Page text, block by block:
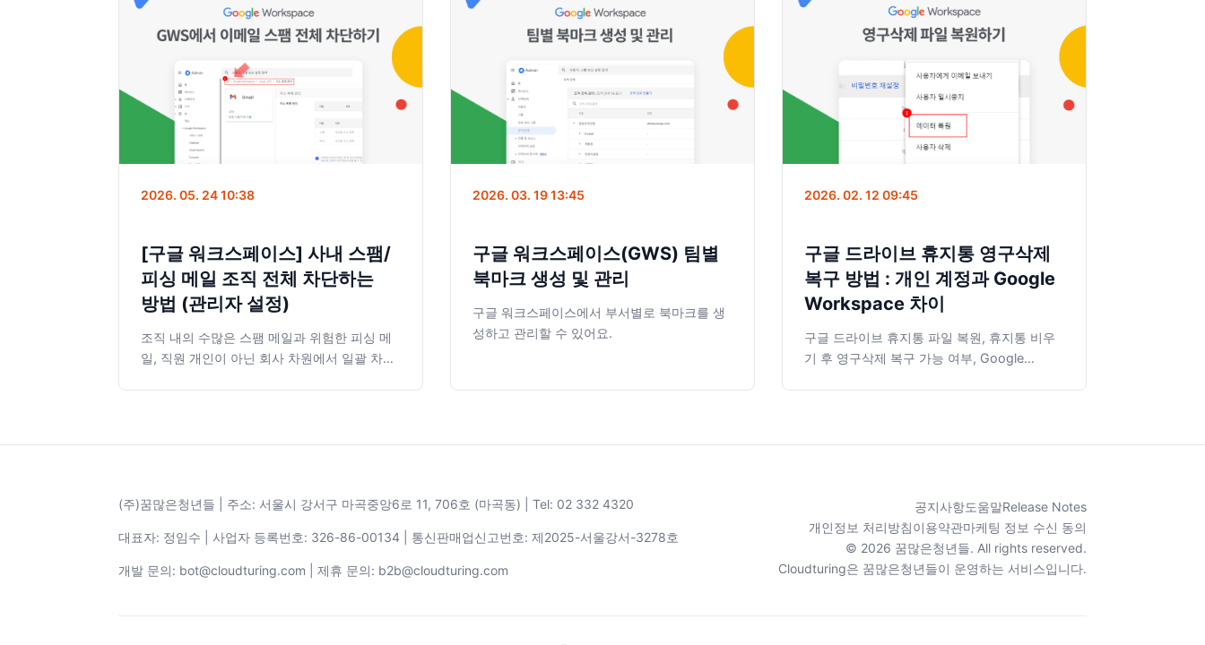
2026. 05. 24 10:38
[구글 워크스페이스] 사내 스팸/
피싱 메일 조직 전체 차단하는
방법 (관리자 설정)
조직 내의 수많은 스팸 메일과 위험한 피싱 메
일, 직원 개인이 아닌 회사 차원에서 일괄 차단
2026. 03. 19 13:45
구글 워크스페이스(GWS) 팀별
북마크 생성 및 관리
구글 워크스페이스에서 부서별로 북마크를 생
성하고 관리할 수 있어요.
2026. 02. 12 09:45
구글 드라이브 휴지통 영구삭제
복구 방법 : 개인 계정과 Google
Workspace 차이
구글 드라이브 휴지통 파일 복원, 휴지통 비우
기 후 영구삭제 복구 가능 여부, Google
(주)꿈많은청년들 | 주소: 서울시 강서구 마곡중앙6로 11, 706호 (마곡동) | Tel: 02 332 4320
대표자: 정임수 | 사업자 등록번호: 326-86-00134 | 통신판매업신고번호: 제2025-서울강서-3278호
개발 문의: bot@cloudturing.com | 제휴 문의: b2b@cloudturing.com
공지사항도움말Release Notes
개인정보 처리방침이용약관마케팅 정보 수신 동의
© 2026 꿈많은청년들. All rights reserved.
Cloudturing은 꿈많은청년들이 운영하는 서비스입니다.